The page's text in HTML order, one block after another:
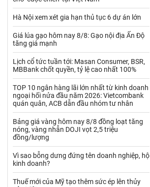
Palladium Phân bón
Rau - Củ -Quả Sắt thép
Than Thức ăn chăn nuôi
Thủy hải sản khác Tôm
Vàng
VLXD khác
Xi măng - Clynker
Hà Nội xem xét gia hạn thủ tục 6 dự án lớn
Giá lúa gạo hôm nay 8/8: Gạo nội địa Ấn Độ
tăng giá mạnh
Lịch cổ tức tuần tới: Masan Consumer, BSR,
MBBank chốt quyền, tỷ lệ cao nhất 100%
TOP 10 ngân hàng lãi lớn nhất từ kinh doanh
ngoại hối nửa đầu năm 2026: Vietcombank
quán quân, ACB dẫn đầu nhóm tư nhân
Bảng giá vàng hôm nay 8/8 đồng loạt tăng
nóng, vàng nhẫn DOJI vọt 2,5 triệu
đồng/lượng
Vì sao bỗng dưng đứng tên doanh nghiệp, hộ
kinh doanh?
Thuế mới của Mỹ tạo thêm sức ép lên thủy